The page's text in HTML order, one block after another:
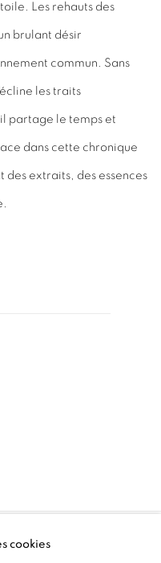
Les rehauts des
brulant désir
commun. Sans
les traits
partage le temps et
dans cette chronique
extraits, des essences
cookies